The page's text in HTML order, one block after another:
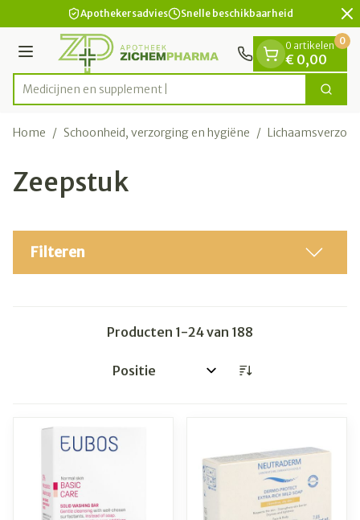
Ga naar de inhoudApothekersadvies Snelle beschikbaarheid
Menu
Product, merk, categorie...
Med Zoek
0 artikelen
€ 0,00
0
Home / Schoonheid, verzorging en hygiëne /
Zeepstuk
Filteren
Producten 1-24van 188
Sorteer op: